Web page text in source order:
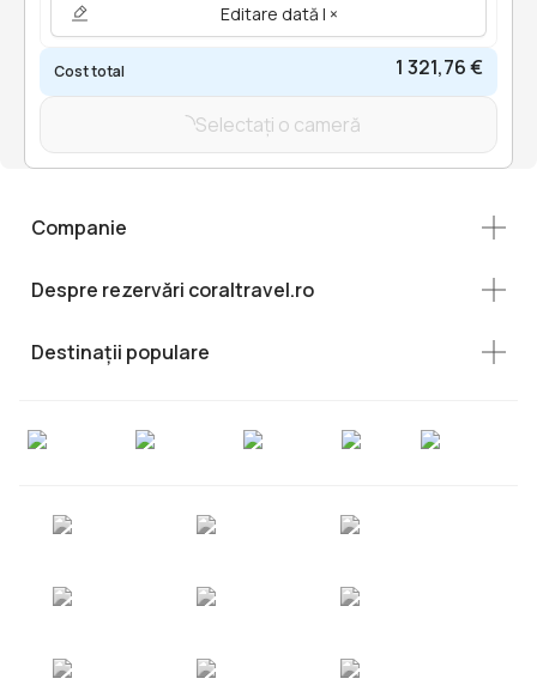
Editare dată | ×
Cost total 1 321,76 €
Selectați o cameră
Companie
Despre rezervări coraltravel.ro
Destinații populare